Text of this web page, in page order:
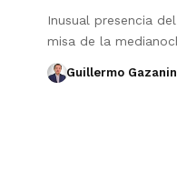
Inusual presencia
misa de la
Guillermo